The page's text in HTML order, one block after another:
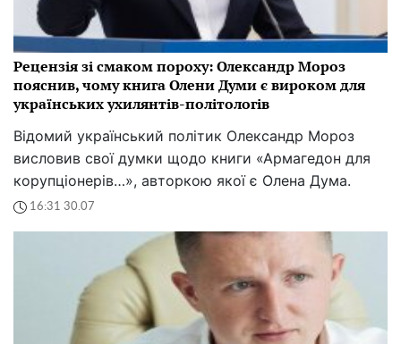
Рецензія зі смаком пороху: Олександр Мороз
пояснив, чому книга Олени Думи є вироком для
українських ухилянтів-політологів
Відомий український політик Олександр Мороз
висловив свої думки щодо книги «Армагедон для
корупціонерів…», авторкою якої є Олена Дума.
16:31 30.07